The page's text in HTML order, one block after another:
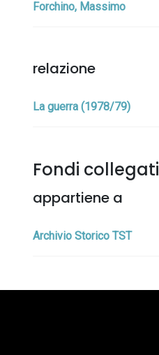
Forchino, Massimo
relazione
La guerra (1978/79)
Fondi collegati
appartiene a
Archivio Storico TST